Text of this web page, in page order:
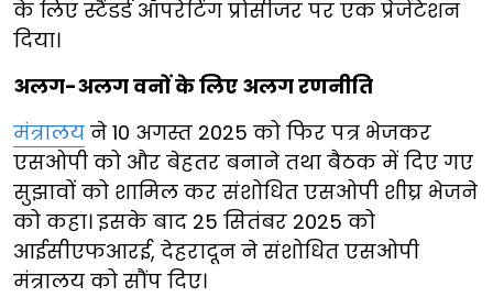
के लिए स्टैंडर्ड ऑपरेटिंग प्रोसीजर पर एक प्रेजेंटेशन
दिया।
अलग-अलग वनों के लिए अलग रणनीति
मंत्रालय ने 10 अगस्त 2025 को फिर पत्र भेजकर
एसओपी को और बेहतर बनाने तथा बैठक में दिए गए
सुझावों को शामिल कर संशोधित एसओपी शीघ्र भेजने
को कहा। इसके बाद 25 सितंबर 2025 को
आईसीएफआरई, देहरादून ने संशोधित एसओपी
मंत्रालय को सौंप दिए।